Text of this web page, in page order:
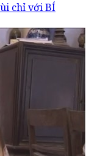
chỉ với BÍ